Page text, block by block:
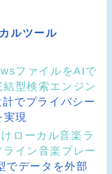
ルツール
ファイルをAIで
型検索エンジン
でプライバシー
実現
ローカル音楽ラ
イン音楽プレー
でデータを外部